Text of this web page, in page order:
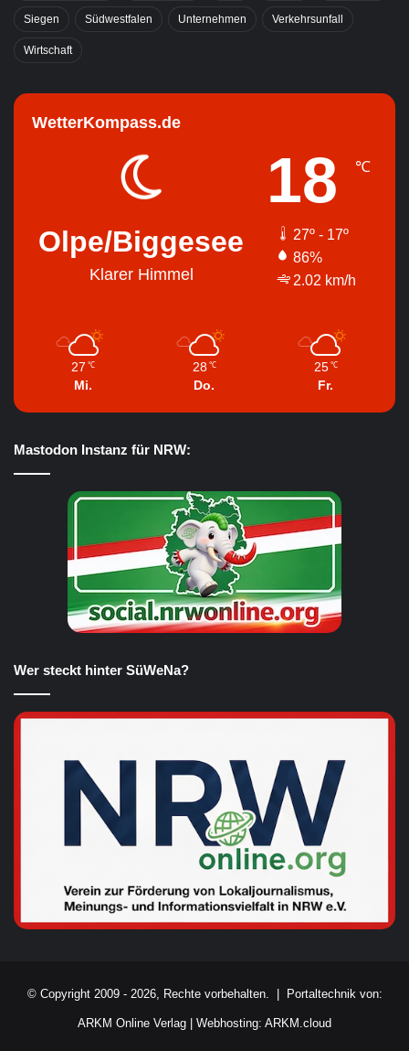
Siegen Südwestfalen Unternehmen Verkehrsunfall
Wirtschaft
WetterKompass.de
Olpe/Biggesee
Klarer Himmel
18 ℃
27º - 17º
86%
2.02 km/h
27 ℃
Mi.
28 ℃
Do.
25 ℃
Fr.
Mastodon Instanz für NRW:
Wer steckt hinter SüWeNa?
© Copyright 2009 - 2026, Rechte vorbehalten. | Portaltechnik von:
ARKM Online Verlag | Webhosting: ARKM.cloud